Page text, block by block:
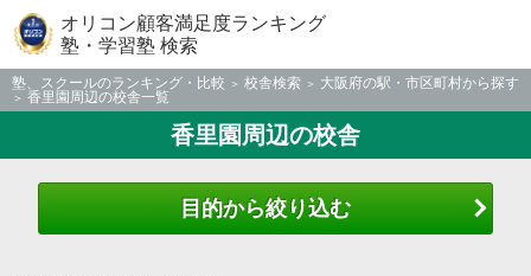
オリコン顧客満足度ランキング
塾・学習塾 検索
塾、スクールのランキング・比較 校舎検索
大阪府の駅・市区町村から探す
香里園周辺の校舎一覧
香里園周辺の校舎
目的から絞り込む